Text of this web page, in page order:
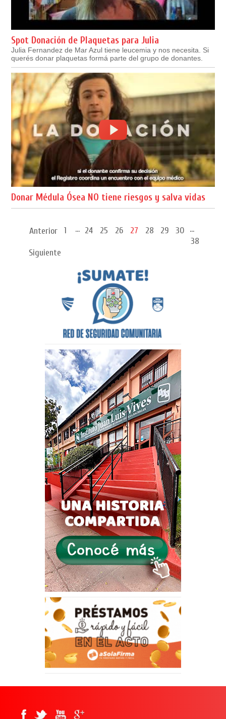
Spot Donación de Plaquetas para Julia
Julia Fernandez de Mar Azul tiene leucemia y nos necesita. Si
querés donar plaquetas formá parte del grupo de donantes.
Donar Médula Ósea NO tiene riesgos y salva vidas
Anterior 1 ... 24 25 26 27 28 29 30 ...
38
Siguiente